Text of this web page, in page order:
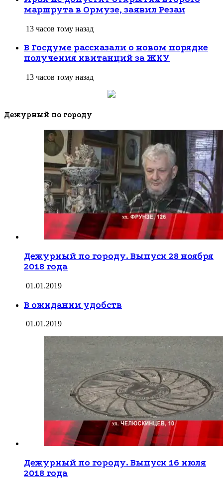
маршрута в Ормузе, заявил Резаи
13 часов тому назад
В Госдуме рассказали о новом порядке
получения квитанций за ЖКУ
13 часов тому назад
Дежурный по городу
Дежурный по городу. Выпуск 28 ноября
2018 года
01.01.2019
В ожидании удобств
01.01.2019
Дежурный по городу. Выпуск 16 июля
2018 года